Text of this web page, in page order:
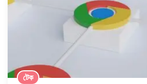
টেক